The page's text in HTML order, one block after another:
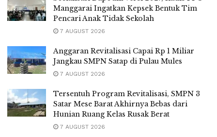
Manggarai Ingatkan Kepsek Bentuk Tim
Pencari Anak Tidak Sekolah
7 AUGUST 2026
Anggaran Revitalisasi Capai Rp 1 Miliar
Jangkau SMPN Satap di Pulau Mules
7 AUGUST 2026
Tersentuh Program Revitalisasi, SMPN 3
Satar Mese Barat Akhirnya Bebas dari
Hunian Ruang Kelas Rusak Berat
7 AUGUST 2026